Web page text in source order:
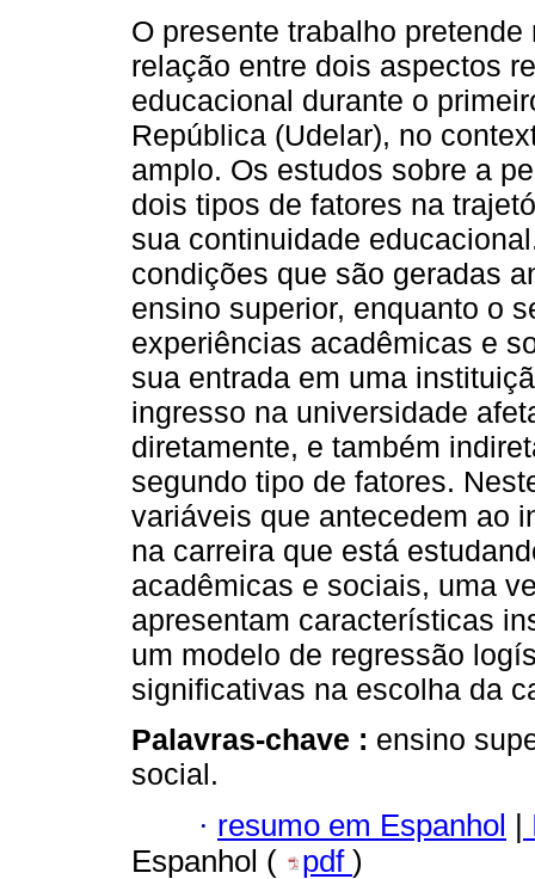
O presente trabalho
relação entre dois aspectos
educacional durante o
República (Udelar), no
amplo. Os estudos sobre a
dois tipos de fatores na
sua continuidade
condições que são geradas
ensino superior, enquanto o
experiências acadêmicas e
sua entrada em uma
ingresso na universidade
diretamente, e também
segundo tipo de fatores.
variáveis ​​que antecedem ao
na carreira que está
acadêmicas e sociais, uma
apresentam características
um modelo de regressão
significativas na escolha da
Palavras-chave : ensino
social.
· resumo em Espanhol |
Espanhol (
pdf )